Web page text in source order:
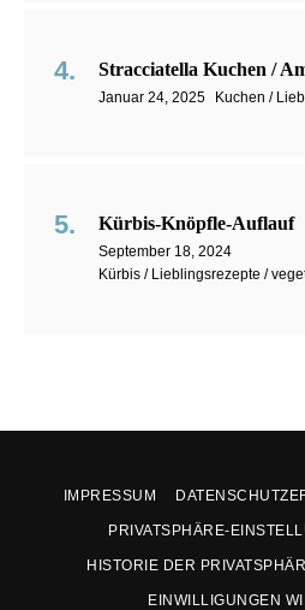
Stracciatella Kuchen /
Januar 24, 2025 Kuchen /
Kürbis-Knöpfle-Auflauf
September 18, 2024
Kürbis / Lieblingsrezepte /
IMPRESSUM
PRIVATSPHÄRE-
HISTORIE DER
EINWILLIGUNGEN